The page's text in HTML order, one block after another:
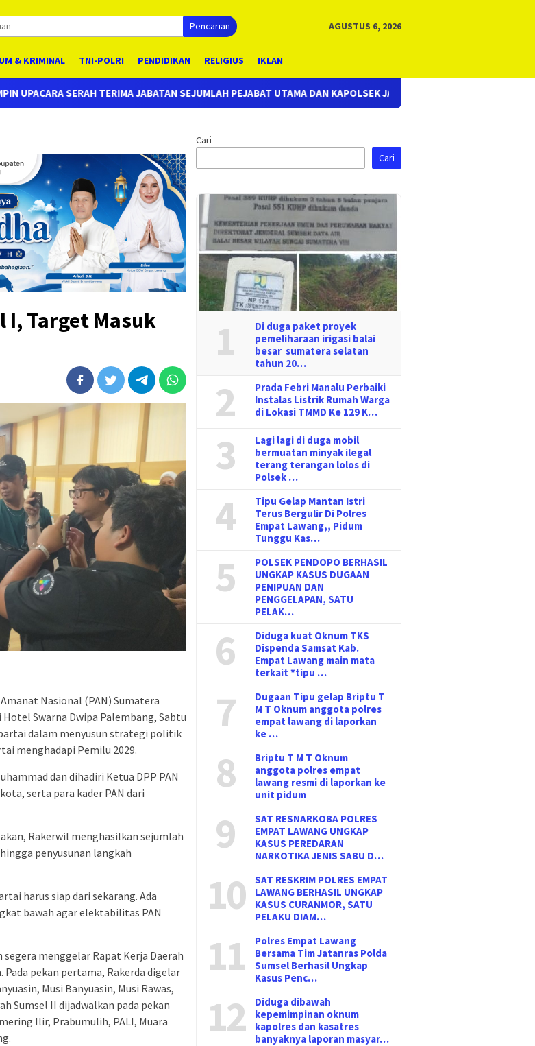
Pencarian AGUSTUS 6, 2026
& KRIMINAL TNI-POLRI PENDIDIKAN RELIGIUS IKLAN
SEJUMLAH PEJABAT UTAMA DAN KAPOLSEK JAJARAN *KETUM OMBB M. DIAMIN DESAK
I, Target Masuk
Nasional (PAN) Sumatera
Swarna Dwipa Palembang, Sabtu
dalam menyusun strategi politik
menghadapi Pemilu 2029.
dan dihadiri Ketua DPP PAN
serta para kader PAN dari
Rakerwil menghasilkan sejumlah
penyusunan langkah
harus siap dari sekarang. Ada
bawah agar elektabilitas PAN
segera menggelar Rapat Kerja Daerah
Pada pekan pertama, Rakerda digelar
Musi Banyuasin, Musi Rawas,
Sumsel II dijadwalkan pada pekan
Ilir, Prabumulih, PALI, Muara
Cari
Cari
1
Di duga paket proyek
pemeliharaan irigasi balai
besar sumatera selatan
tahun 20…
2
Prada Febri Manalu Perbaiki
Instalas Listrik Rumah Warga
di Lokasi TMMD Ke 129 K…
3
Lagi lagi di duga mobil
bermuatan minyak ilegal
terang terangan lolos di
Polsek …
4
Tipu Gelap Mantan Istri
Terus Bergulir Di Polres
Empat Lawang,, Pidum
Tunggu Kas…
5
POLSEK PENDOPO BERHASIL
UNGKAP KASUS DUGAAN
PENIPUAN DAN
PENGGELAPAN, SATU
PELAK…
6
Diduga kuat Oknum TKS
Dispenda Samsat Kab.
Empat Lawang main mata
terkait *tipu …
7
Dugaan Tipu gelap Briptu T
M T Oknum anggota polres
empat lawang di laporkan
ke …
8
Briptu T M T Oknum
anggota polres empat
lawang resmi di laporkan ke
unit pidum
9
SAT RESNARKOBA POLRES
EMPAT LAWANG UNGKAP
KASUS PEREDARAN
NARKOTIKA JENIS SABU D…
10
SAT RESKRIM POLRES EMPAT
LAWANG BERHASIL UNGKAP
KASUS CURANMOR, SATU
PELAKU DIAM…
11
Polres Empat Lawang
Bersama Tim Jatanras Polda
Sumsel Berhasil Ungkap
Kasus Penc…
12
Diduga dibawah
kepemimpinan oknum
kapolres dan kasatres
banyaknya laporan masyar…